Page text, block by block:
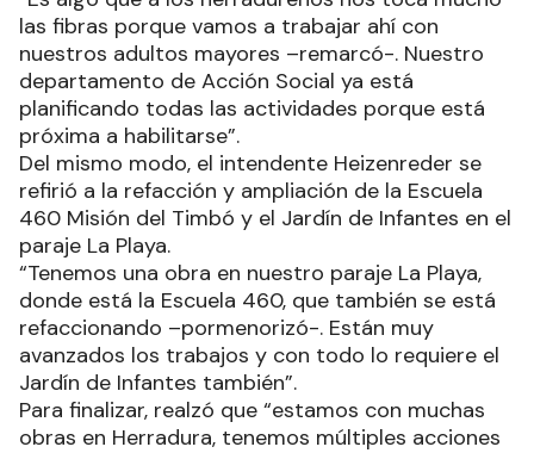
las fibras porque vamos a trabajar ahí con
nuestros adultos mayores –remarcó-. Nuestro
departamento de Acción Social ya está
planificando todas las actividades porque está
próxima a habilitarse”.
Del mismo modo, el intendente Heizenreder se
refirió a la refacción y ampliación de la Escuela
460 Misión del Timbó y el Jardín de Infantes en el
paraje La Playa.
“Tenemos una obra en nuestro paraje La Playa,
donde está la Escuela 460, que también se está
refaccionando –pormenorizó-. Están muy
avanzados los trabajos y con todo lo requiere el
Jardín de Infantes también”.
Para finalizar, realzó que “estamos con muchas
obras en Herradura, tenemos múltiples acciones